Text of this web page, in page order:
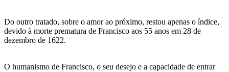
Do outro tratado, sobre o amor ao próximo, restou apenas o índice,
devido à morte prematura de Francisco aos 55 anos em 28 de
dezembro de 1622.
O humanismo de Francisco, o seu desejo e a capacidade de entrar